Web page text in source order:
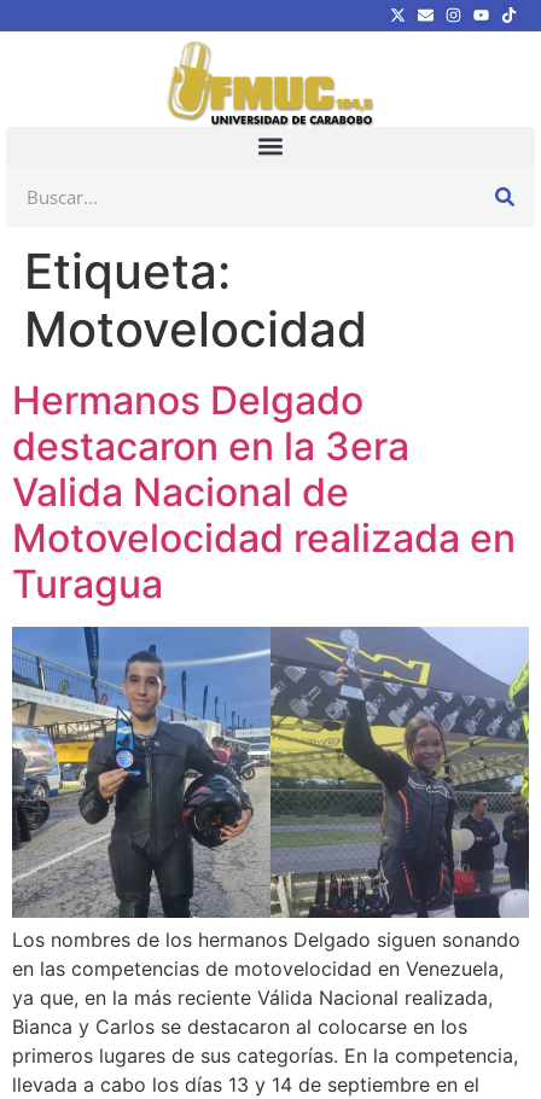
Etiqueta:
Motovelocidad
Hermanos Delgado
destacaron en la 3era
Valida Nacional de
Motovelocidad realizada en
Turagua
Los nombres de los hermanos Delgado siguen sonando
en las competencias de motovelocidad en Venezuela,
ya que, en la más reciente Válida Nacional realizada,
Bianca y Carlos se destacaron al colocarse en los
primeros lugares de sus categorías. En la competencia,
llevada a cabo los días 13 y 14 de septiembre en el